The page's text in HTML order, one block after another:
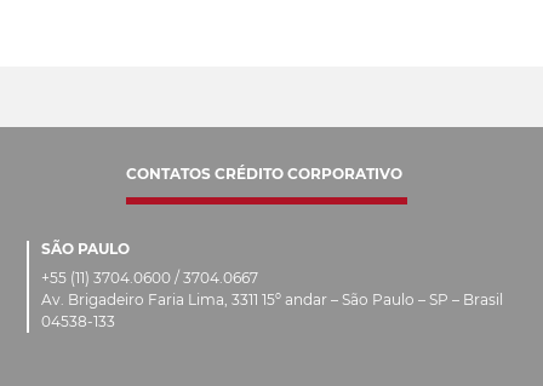
CONTATOS CRÉDITO CORPORATIVO
SÃO PAULO
+55 (11) 3704.0600 / 3704.0667
Av. Brigadeiro Faria Lima, 3311 15º andar – São Paulo – SP – Brasil
04538-133